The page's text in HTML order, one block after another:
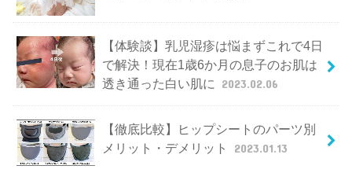
【体験談】乳児湿疹は悩まずこれで4日
で解決！現在1歳6か月の息子のお肌は
透き通った白い肌に
2023.02.06
【徹底比較】ヒップシートのパーツ別
メリット・デメリット
2023.01.13